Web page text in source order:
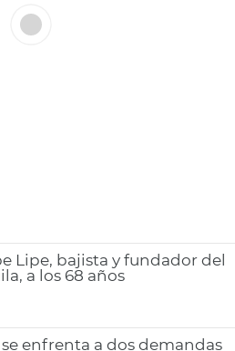
Lipe, bajista y fundador del
a los 68 años
enfrenta a dos demandas